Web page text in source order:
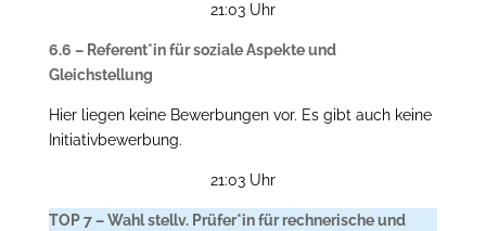
21:03 Uhr
6.6 – Referent*in für soziale Aspekte und
Gleichstellung
Hier liegen keine Bewerbungen vor. Es gibt auch keine
Initiativbewerbung.
21:03 Uhr
TOP 7 – Wahl stellv. Prüfer*in für rechnerische und